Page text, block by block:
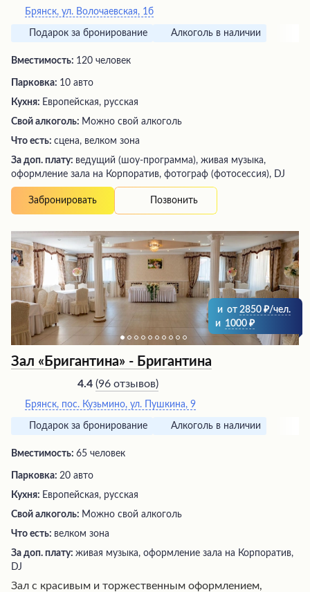
Брянск, ул. Волочаевская, 1б
Подарок за бронирование Алкоголь в наличии
Вместимость: 120 человек
Парковка: 10 авто
Кухня: Европейская, русская
Свой алкоголь: Можно свой алкоголь
Что есть: сцена, велком зона
За доп. плату: ведущий (шоу-программа), живая музыка,
оформление зала на Корпоратив, фотограф (фотосессия), DJ
Забронировать Позвонить
и от 2850
/чел.
и 1000
Зал «Бригантина» - Бригантина
4.4 (96 отзывов)
Брянск, пос. Кузьмино, ул. Пушкина, 9
Подарок за бронирование Алкоголь в наличии
Вместимость: 65 человек
Парковка: 20 авто
Кухня: Европейская, русская
Свой алкоголь: Можно свой алкоголь
Что есть: велком зона
За доп. плату: живая музыка, оформление зала на Корпоратив,
DJ
Зал с красивым и торжественным оформлением,